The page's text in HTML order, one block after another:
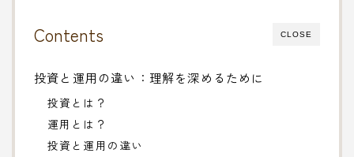
CLOSE
Contents
投資と運用の違い：理解を深めるために
投資とは？
運用とは？
投資と運用の違い